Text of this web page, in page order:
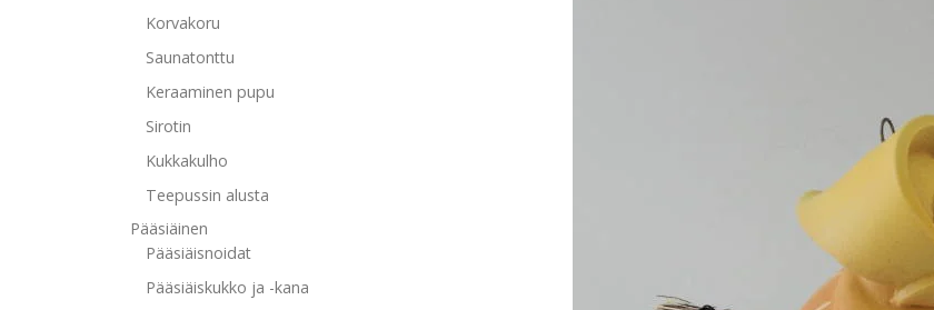
Korvakoru
Saunatonttu
Keraaminen pupu
Sirotin
Kukkakulho
Teepussin alusta
Pääsiäinen
Pääsiäisnoidat
Pääsiäiskukko ja -kana